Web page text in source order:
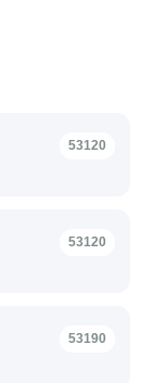
53120
53120
53190